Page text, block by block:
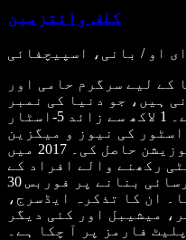
کلف وائتزمین
او / بانی، اسپیچفائی
کے لیے سرگرم حامی اور
ہیں، جو دنیا کی نمبر
1 ٹیکسٹ ٹو اسپیچ ایپ ہے۔ 1 لاکھ سے زائد 5-اسٹار
کی نیوز و میگزین
کیٹیگری میں پہلی پوزیشن حاصل کی۔ 2017 میں
رکھنے والے افراد کے
لیے انٹرنیٹ کو زیادہ قابلِ رسائی بنانے پر فوربس 30
گیا۔ ان کا تذکرہ ایڈسرج،
میشیبل اور کئی دیگر
فارمز پر آ چکا ہے۔